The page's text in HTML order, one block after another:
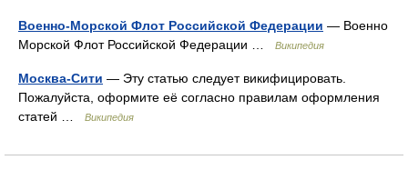
Военно-Морской Флот Российской Федерации — Военно
Морской Флот Российской Федерации …
Википедия
Москва-Сити — Эту статью следует викифицировать.
Пожалуйста, оформите её согласно правилам оформления
статей …
Википедия